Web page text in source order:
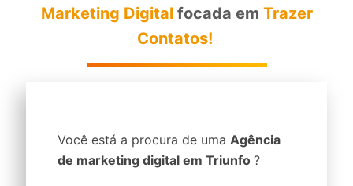
Marketing Digitalfocada em Trazer
Contatos!
Você está a procura de uma Agência
de marketing digital em Triunfo ?